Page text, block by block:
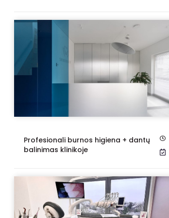
Profesionali burnos higiena + dantų
balinimas klinikoje